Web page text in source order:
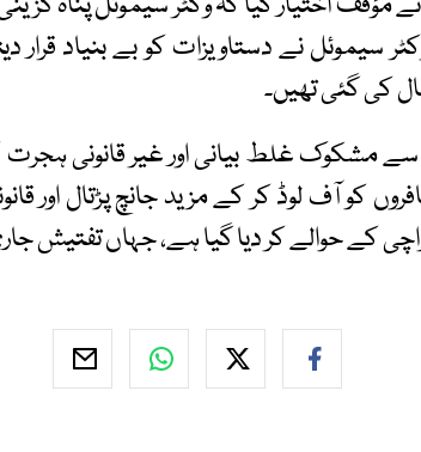
سیموئل نے دستاویزات کو بے بنیاد قرار
کی گئی تھیں۔
مشکوک غلط بیانی اور غیر قانونی
کو آف لوڈ کر کے مزید جانچ پڑتال اور
کے حوالے کر دیا گیا ہے، جہاں تفتیش